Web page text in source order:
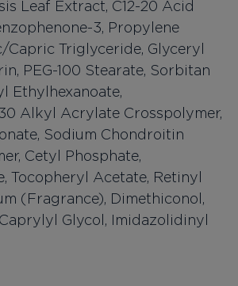
Leaf Extract, C12-20 Acid
3, Propylene
Capric Triglyceride, Glyceryl
PEG-100 Stearate, Sorbitan
Ethylhexanoate,
Alkyl Acrylate Crosspolymer,
Sodium Chondroitin
Cetyl Phosphate,
Tocopheryl Acetate, Retinyl
(Fragrance), Dimethiconol,
Glycol, Imidazolidinyl